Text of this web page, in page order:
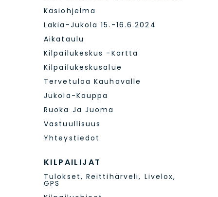
Käsiohjelma
Lakia-Jukola 15.-16.6.2024
Aikataulu
Kilpailukeskus -kartta
Kilpailukeskusalue
Tervetuloa Kauhavalle
Jukola-Kauppa
Ruoka Ja Juoma
Vastuullisuus
Yhteystiedot
KILPAILIJAT
Tulokset, Reittihärveli, Livelox,
GPS